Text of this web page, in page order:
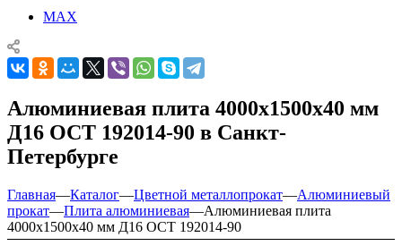
MAX
Алюминиевая плита 4000х1500х40 мм
Д16 ОСТ 192014-90 в Санкт-
Петербурге
Главная—Каталог—Цветной металлопрокат—Алюминиевый
прокат—Плита алюминиевая—Алюминиевая плита
4000х1500х40 мм Д16 ОСТ 192014-90